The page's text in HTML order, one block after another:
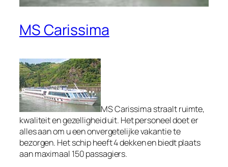
MS Carissima
MS Carissima straalt ruimte,
kwaliteit en gezelligheid uit. Het personeel doet er
alles aan om u een onvergetelijke vakantie te
bezorgen. Het schip heeft 4 dekken en biedt plaats
aan maximaal 150 passagiers.